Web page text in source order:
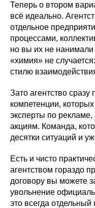
Теперь о втором
всё идеально.
отдельное
процессами,
но вы их не
«химия» не
стилю
Зато агентство сразу
компетенции,
эксперты по рекламе,
акциям. Команда,
десятки ситуаций и
Есть и чисто
агентством гораздо
договору вы можете
увольнение
это всегда отдельный